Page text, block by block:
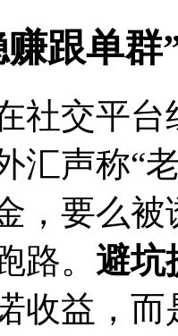
赚跟单
社交平台
汇声称“
，要么
路。 避坑
收益，